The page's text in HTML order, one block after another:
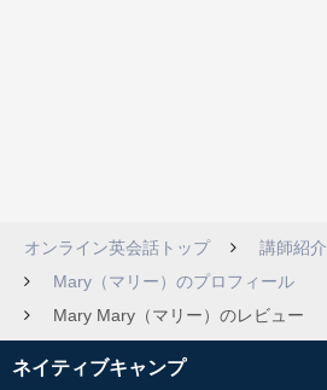
オンライン英会話トップ
講師紹介
Mary（マリー）のプロフィール
Mary Mary（マリー）のレビュー
ネイティブキャンプ